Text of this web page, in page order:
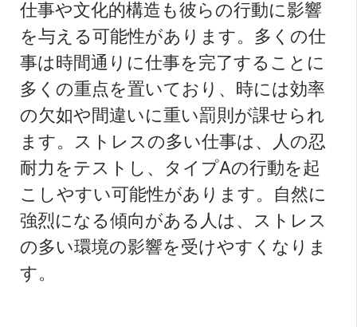
仕事や文化的構造も彼らの行動に影響
を与える可能性があります。多くの仕
事は時間通りに仕事を完了することに
多くの重点を置いており、時には効率
の欠如や間違いに重い罰則が課せられ
ます。ストレスの多い仕事は、人の忍
耐力をテストし、タイプAの行動を起
こしやすい可能性があります。自然に
強烈になる傾向がある人は、ストレス
の多い環境の影響を受けやすくなりま
す。